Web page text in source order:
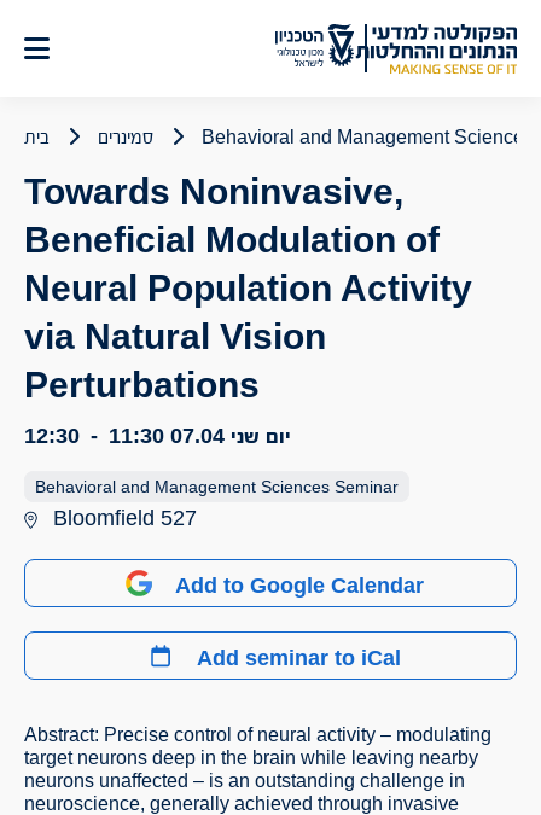
לתוכן
בית סמינרים Behavioral and Management Sciences
Towards Noninvasive,
Beneficial Modulation of
Neural Population Activity
via Natural Vision
Perturbations
יום שני 07.04 11:30
-
12:30
Behavioral and Management Sciences Seminar
Bloomfield 527
Add to Google Calendar
Add seminar to iCal
Abstract: Precise control of neural activity – modulating
target neurons deep in the brain while leaving nearby
neurons unaffected – is an outstanding challenge in
neuroscience, generally achieved through invasive